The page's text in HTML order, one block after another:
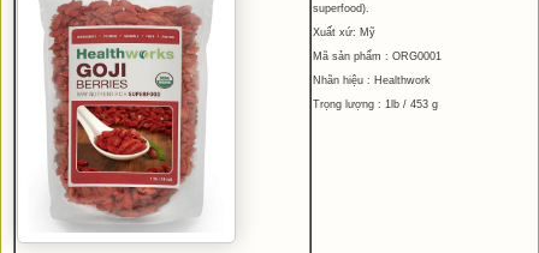
superfood).
Xuất xứ: Mỹ
Mã sản phẩm : ORG0001
Nhãn hiệu : Healthwork
Trọng lượng : 1lb / 453 g